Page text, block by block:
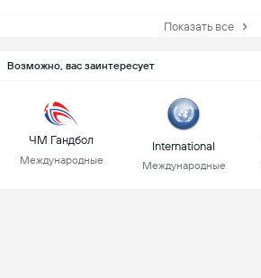
Показать все
Возможно, вас заинтересует
ЧМ Гандбол
Международные
International
Международные